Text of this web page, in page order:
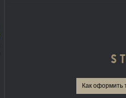
Как оформить